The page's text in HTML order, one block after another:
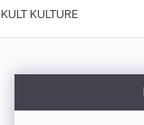
KULT KULTURE